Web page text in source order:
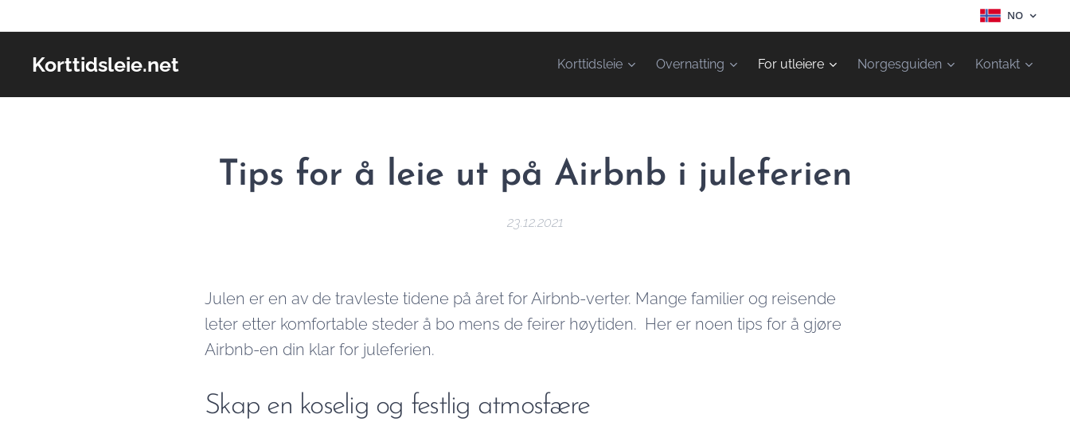
NO
Korttidsleie.net Korttidsleie Overnatting For utleiere Norgesguiden Kontakt
Tips for å leie ut på Airbnb i juleferien
23.12.2021
Julen er en av de travleste tidene på året for Airbnb-verter. Mange familier og reisende
leter etter komfortable steder å bo mens de feirer høytiden. Her er noen tips for å gjøre
Airbnb-en din klar for juleferien.
Skap en koselig og festlig atmosfære